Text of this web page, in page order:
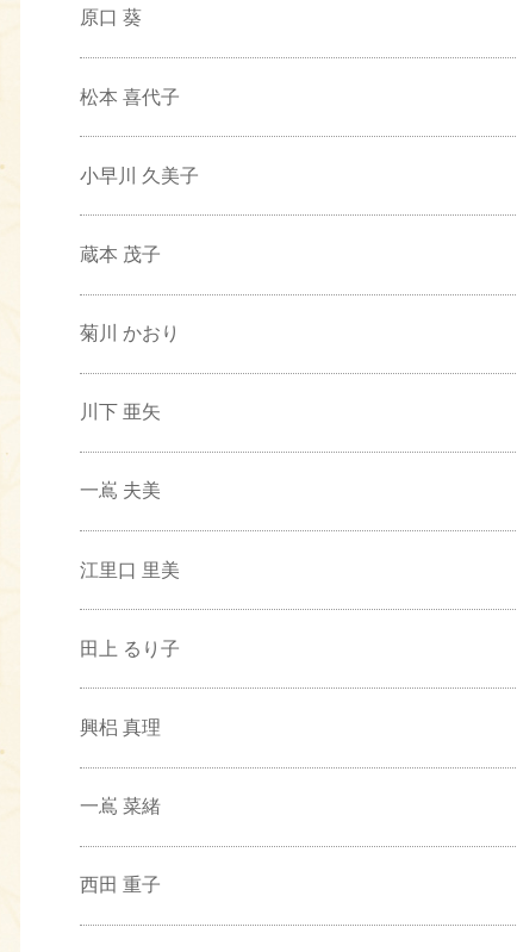
原口 葵
松本 喜代子
小早川 久美子
蔵本 茂子
菊川 かおり
川下 亜矢
一嶌 夫美
江里口 里美
田上 るり子
興梠 真理
一嶌 菜緒
西田 重子